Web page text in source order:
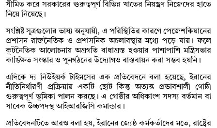
সীমিত করে সরকারের গুরুত্বপূর্ণ বিভিন্ন খাতের নিয়ন্ত্রণ নিজেদের হাতে
নিয়ে নিয়েছে।
সংশ্লিষ্ট সূত্রগুলোর ভাষ্য অনুযায়ী, এ পরিস্থিতির কারণে পেজেশকিয়ানের
প্রশাসন রাজনৈতিক ও প্রশাসনিক অচলাবস্থার মধ্যে পড়ে যায়। ফলে
কূটনৈতিক আলোচনায় অগ্রগতি বাধাগ্রস্ত হওয়ার পাশাপাশি মন্ত্রিসভার
কাঙ্ক্ষিত সংস্কার ও পুনর্গঠনের উদ্যোগও বাস্তবায়ন করা সম্ভব হয়নি।
এদিকে দ্য নিউইয়র্ক টাইমসের এক প্রতিবেদনে বলা হয়েছে, ইরানের
নীতিনির্ধারণী প্রক্রিয়ায় একটি ছোট কিন্তু অত্যন্ত প্রভাবশালী গোষ্ঠী
গুরুত্বপূর্ণ ভূমিকা পালন করছে। এ গোষ্ঠীর অধিকাংশ সদস্য বর্তমান বা
সাবেক উচ্চপদস্থ আইআরজিসি কমান্ডার।
প্রতিবেদনটিতে আরও বলা হয়, ইরানের জ্যেষ্ঠ কর্মকর্তাদের মতে, রাষ্ট্রের